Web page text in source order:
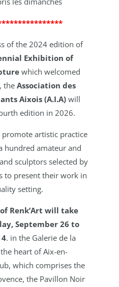
of the 2024 edition of
Exhibition of
which welcomed
the Association des
Aixois (A.I.A)will
edition in 2026.
promote artistic practice
hundred amateur and
sculptors selected by
to present their work in
setting.
Renk’Art will take
September 26 to
. in the Galerie de la
heart of Aix-en-
which comprises the
the Pavillon Noir